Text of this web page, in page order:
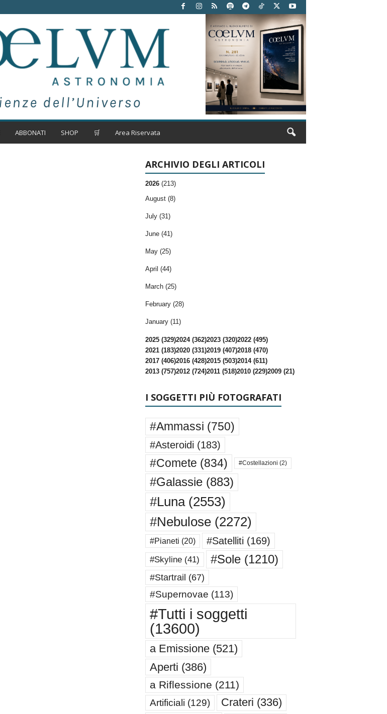
ABBONATI SHOP 🛒 Area Riservata
ARCHIVIO DEGLI ARTICOLI
2026 (213)
August (8)
July (31)
June (41)
May (25)
April (44)
March (25)
February (28)
January (11)
2025 (329)2024 (362)2023 (320)2022 (495)
2021 (183)2020 (331)2019 (407)2018 (470)
2017 (406)2016 (428)2015 (503)2014 (611)
2013 (757)2012 (724)2011 (518)2010 (229)2009 (21)
I SOGGETTI PIÙ FOTOGRAFATI
#Ammassi (750)
#Asteroidi (183)
#Comete (834) #Costellazioni (2)
#Galassie(883)
#Luna(2553)
#Nebulose(2272)
#Pianeti (20) #Satelliti (169)
#Skyline(41) #Sole(1210)
#Startrail (67)
#Supernovae (113)
#Tutti i soggetti
(13600)
a Emissione(521)
Aperti (386)
a Riflessione (211)
Artificiali (129) Crateri (336)